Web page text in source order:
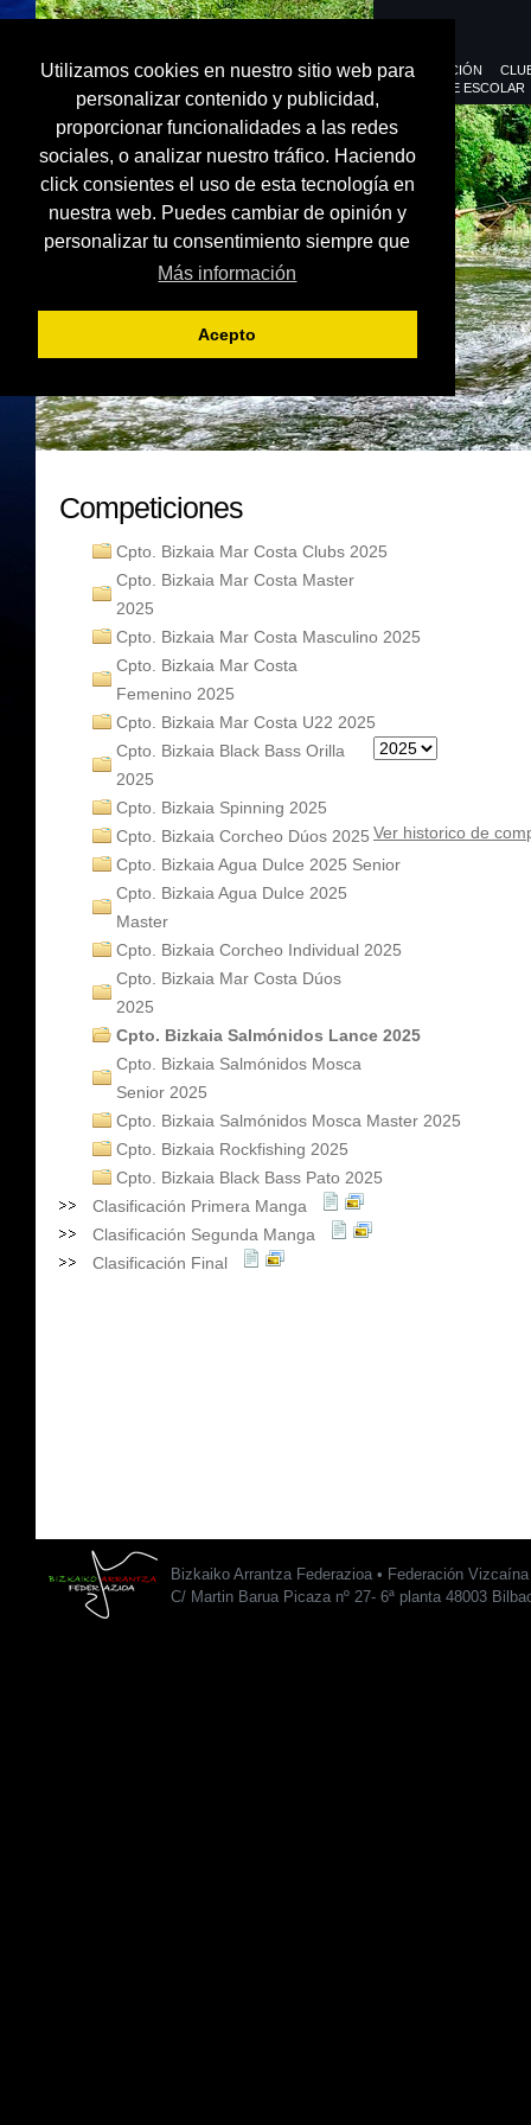
Utilizamos cookies en nuestro sitio web para
personalizar contenido y publicidad,
proporcionar funcionalidades a las redes
sociales, o analizar nuestro tráfico. Haciendo
click consientes el uso de esta tecnología en
nuestra web. Puedes cambiar de opinión y
personalizar tu consentimiento siempre que
Más información
Acepto
FEDERACIÓN
DEPORTE ESCOLAR
Competiciones
Cpto. Bizkaia Mar Costa Clubs 2025
Cpto. Bizkaia Mar Costa Master
2025
Cpto. Bizkaia Mar Costa Masculino 2025
Cpto. Bizkaia Mar Costa
Femenino 2025
Cpto. Bizkaia Mar Costa U22 2025
Cpto. Bizkaia Black Bass Orilla
2025
Cpto. Bizkaia Spinning 2025
Cpto. Bizkaia Corcheo Dúos 2025
Cpto. Bizkaia Agua Dulce 2025 Senior
Cpto. Bizkaia Agua Dulce 2025
Master
Cpto. Bizkaia Corcheo Individual 2025
Cpto. Bizkaia Mar Costa Dúos
2025
Cpto. Bizkaia Salmónidos Lance 2025
Cpto. Bizkaia Salmónidos Mosca
Senior 2025
Cpto. Bizkaia Salmónidos Mosca Master 2025
Cpto. Bizkaia Rockfishing 2025
Cpto. Bizkaia Black Bass Pato 2025
Clasificación Primera Manga
Clasificación Segunda Manga
Clasificación Final
Ver historico de
Bizkaiko Arrantza Federazioa • Federación
C/ Martin Barua Picaza nº 27- 6ª planta 48003